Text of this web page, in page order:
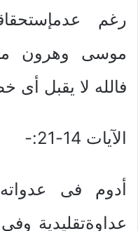
رغم
موسى وهرون
فالله لا يقبل أى
الآيات 14-21:-
أدوم فى
عداوةتقليدية